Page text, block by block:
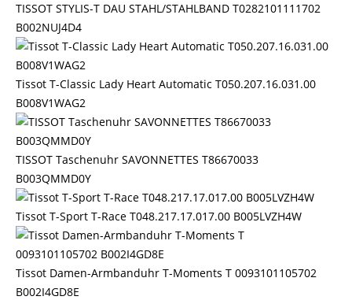
TISSOT STYLIS-T DAU STAHL/STAHLBAND T0282101111702
B002NUJ4D4
Tissot T-Classic Lady Heart Automatic T050.207.16.031.00
B008V1WAG2
TISSOT Taschenuhr SAVONNETTES T86670033
B003QMMD0Y
Tissot T-Sport T-Race T048.217.17.017.00 B005LVZH4W
Tissot Damen-Armbanduhr T-Moments T 0093101105702
B002I4GD8E